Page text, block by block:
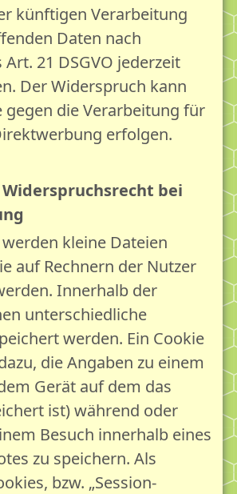
künftigen Verarbeitung
Daten nach
21 DSGVO jederzeit
Der Widerspruch kann
gegen die Verarbeitung für
erfolgen.
bei
werden kleine Dateien
auf Rechnern der Nutzer
Innerhalb der
unterschiedliche
werden. Ein Cookie
die Angaben zu einem
Gerät auf dem das
ist) während oder
Besuch innerhalb eines
zu speichern. Als
bzw. „Session-